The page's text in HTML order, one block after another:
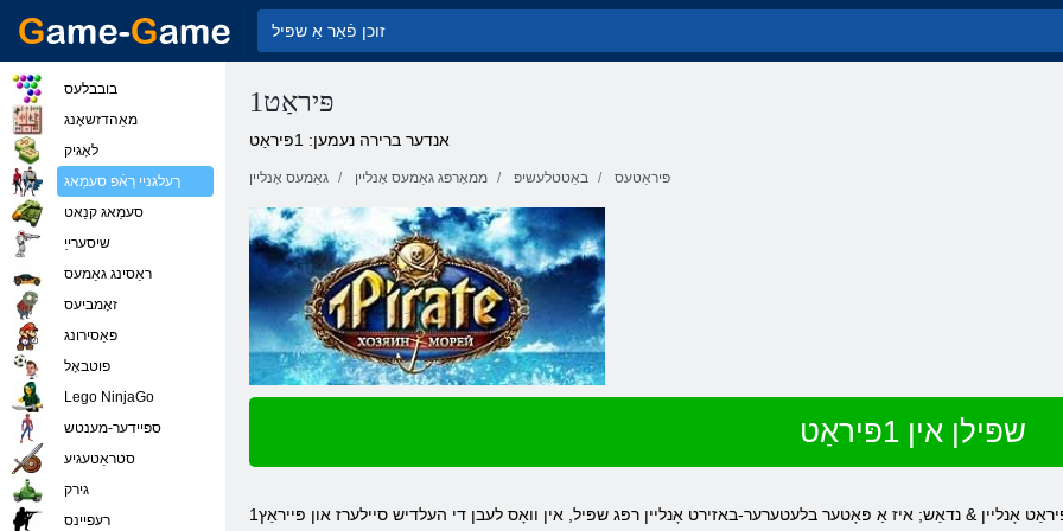
1פּיראַט
אנדער ברירה נעמען: 1פּיראַט
גאַמעס אָנליין ממאָרפּג גאַמעס אָנליין באַטטלעשיפּ פּיראַטעס
שפּילן אין 1פּיראַט
בובבלעס
מאַהדזשאָנג
לאָגיק
ךעלגניי רַאֿפ סעמַאג
סעמַאג קנַאט
שיסערייַ
ראַסינג גאַמעס
זאָמביעס
פּאַסירונג
פוטבאָל
Lego NinjaGo
ספּיידער-מענטש
סטראַטעגיע
גירק
רעּפיינס